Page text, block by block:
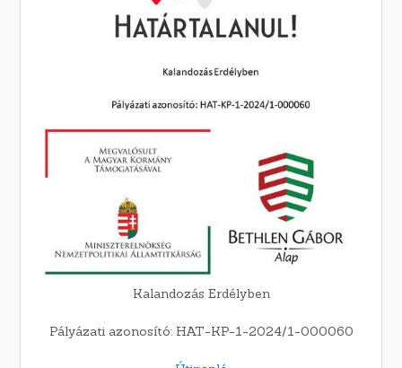
Kalandozás Erdélyben
Pályázati azonosító: HAT-KP-1-2024/1-000060